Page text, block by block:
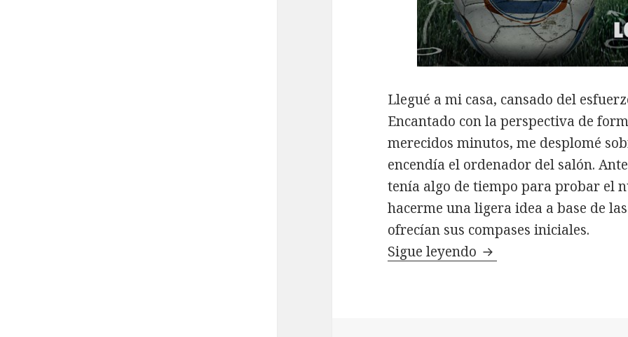
Llegué a mi casa, cansado del
Encantado con la perspectiva de
merecidos minutos, me desplomé
encendía el ordenador del salón.
tenía algo de tiempo para probar el
hacerme una ligera idea a base de
ofrecían sus compases iniciales.
Sigue leyendo Review FX FÚTBOL